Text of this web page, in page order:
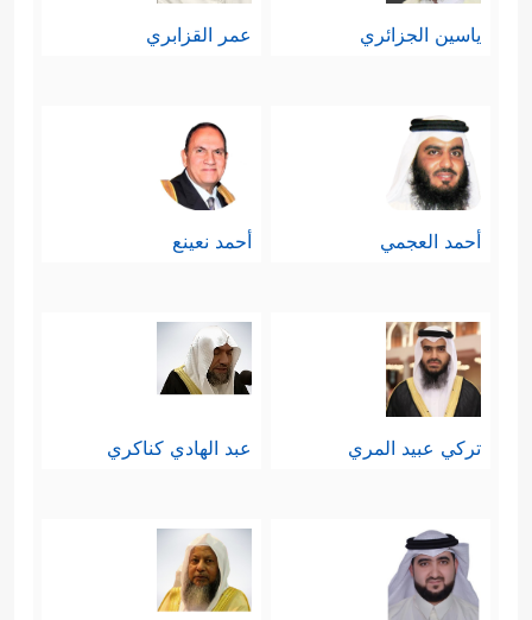
ياسين الجزائري عمر القزابري
أحمد العجمي أحمد نعينع
تركي عبيد المري عبد الهادي كناكري